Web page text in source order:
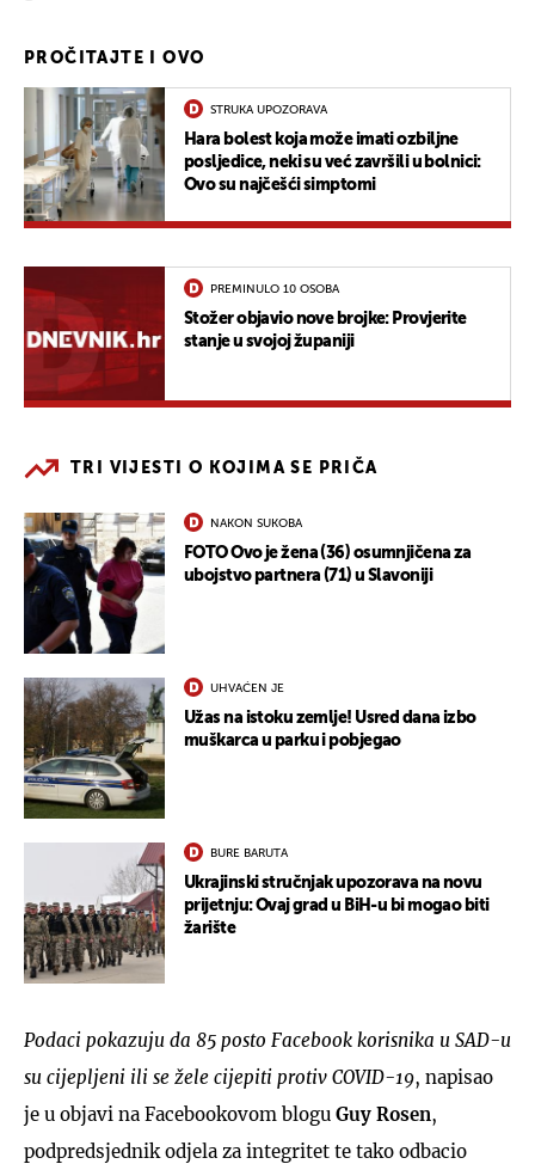
PROČITAJTE I OVO
STRUKA UPOZORAVA
Hara bolest koja može imati ozbiljne
posljedice, neki su već završili u bolnici:
Ovo su najčešći simptomi
PREMINULO 10 OSOBA
Stožer objavio nove brojke: Provjerite
stanje u svojoj županiji
TRI VIJESTI O KOJIMA SE PRIČA
NAKON SUKOBA
FOTO Ovo je žena (36) osumnjičena za
ubojstvo partnera (71) u Slavoniji
UHVAĆEN JE
Užas na istoku zemlje! Usred dana izbo
muškarca u parku i pobjegao
BURE BARUTA
Ukrajinski stručnjak upozorava na novu
prijetnju: Ovaj grad u BiH-u bi mogao biti
žarište
Podaci pokazuju da 85 posto Facebook korisnika u SAD-u
su cijepljeni ili se žele cijepiti protiv COVID-19, napisao
je u objavi na Facebookovom blogu Guy Rosen,
podpredsjednik odjela za integritet te tako odbacio